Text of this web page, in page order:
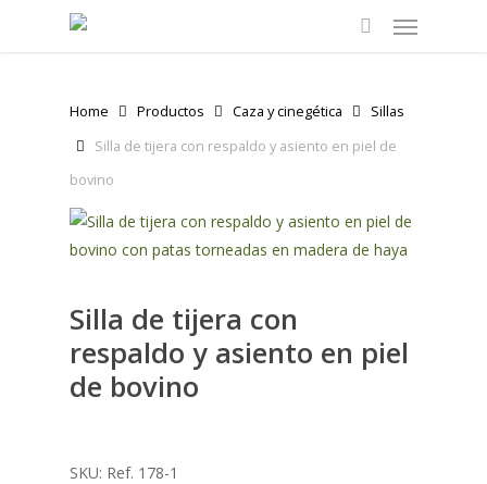
Menu
Home Productos Caza y cinegética
Sillas
Silla de tijera con respaldo y asiento en piel de
bovino
Silla de tijera con
respaldo y asiento en piel
de bovino
SKU: Ref. 178-1